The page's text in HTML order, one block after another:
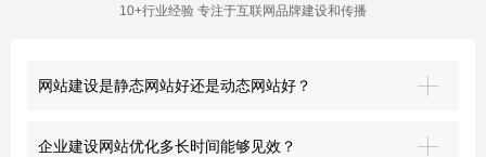
10+行业经验 专注于互联网品牌建设和传播
网站建设是静态网站好还是动态网站好？
企业建设网站优化多长时间能够见效？